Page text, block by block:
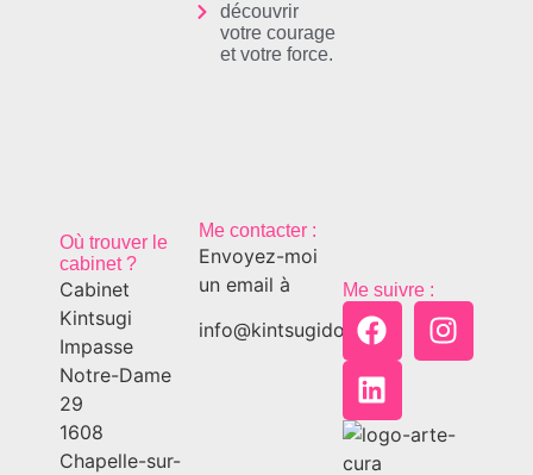
découvrir
votre courage
et votre force.
Où trouver le
cabinet ?
Cabinet
Kintsugi
Impasse
Notre-Dame
29
1608
Chapelle-sur-
Me contacter :
Envoyez-moi
un email à
info@kintsugido.ch
Me suivre :